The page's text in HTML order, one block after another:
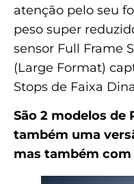
atenção pelo seu
peso super
sensor Full Frame
(Large Format)
Stops de Faixa
São 2 modelos de
também uma
mas também com